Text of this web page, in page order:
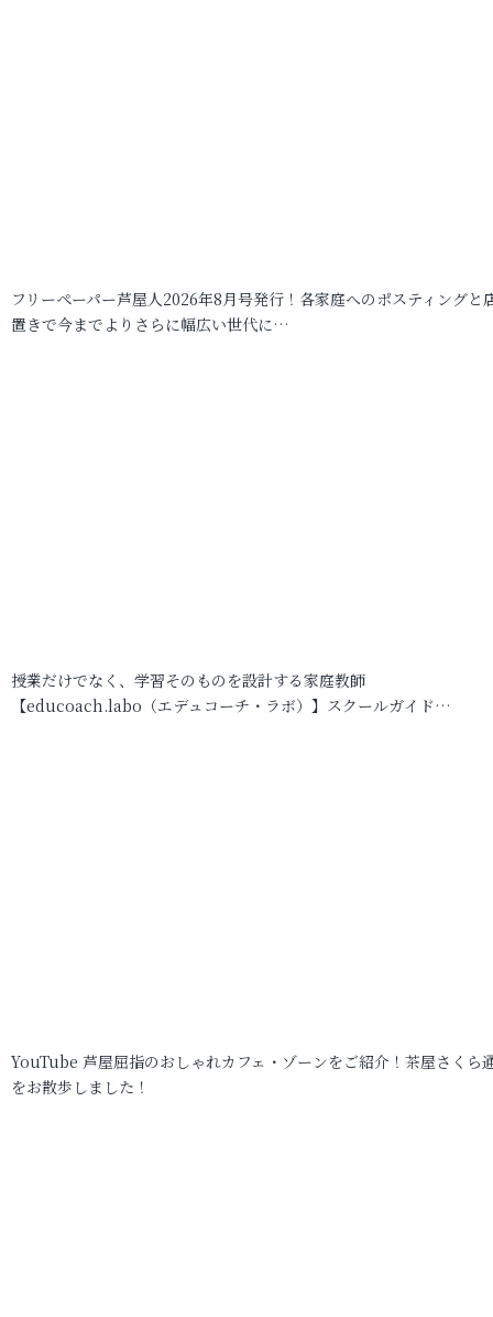
フリーペーパー芦屋人2026年8月号発行！各家庭へのポスティングと
置きで今までよりさらに幅広い世代に…
授業だけでなく、学習そのものを設計する家庭教師
【educoach.labo（エデュコーチ・ラボ）】スクールガイド…
YouTube 芦屋屈指のおしゃれカフェ・ゾーンをご紹介！茶屋さくら
をお散歩しました！